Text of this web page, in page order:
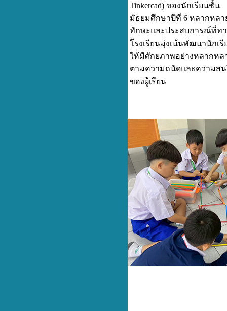
Tinkercad) ของนักเรียนชั้น
มัธยมศึกษาปีที่ 6 หลากหลา
ทักษะและประสบการณ์ที่ท
โรงเรียนมุ่งเน้นพัฒนานักเรี
ให้มีศักยภาพอย่างหลากหล
ตามความถนัดและความสน
ของผู้เรียน